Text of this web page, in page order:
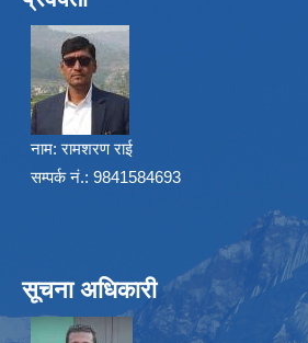
नाम: रामशरण राई
सम्पर्क नं.: 9841584693
सूचना अधिकारी